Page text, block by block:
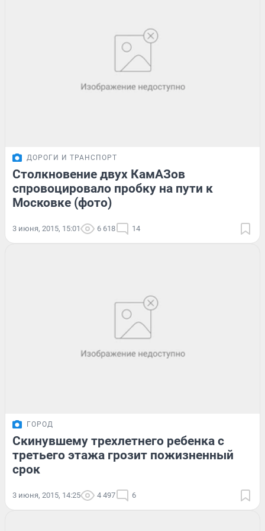
ДОРОГИ И ТРАНСПОРТ
Столкновение двух КамАЗов
спровоцировало пробку на пути к
Московке (фото)
3 июня, 2015, 15:01 6 618 14
ГОРОД
Скинувшему трехлетнего ребенка с
третьего этажа грозит пожизненный
срок
3 июня, 2015, 14:25 4 497 6